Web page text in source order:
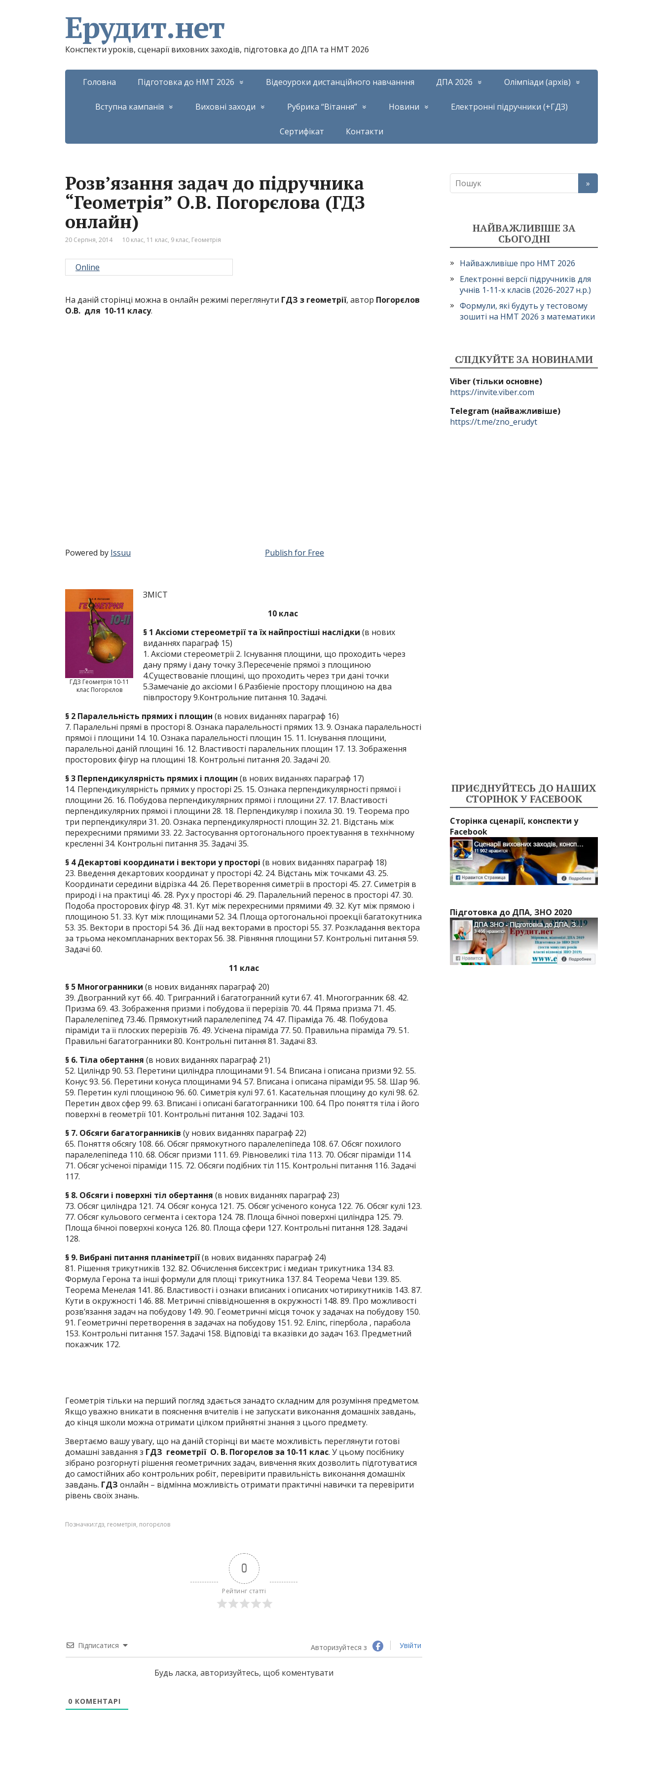
Ерудит.нет
Конспекти уроків, сценарії виховних заходів, підготовка до ДПА та НМТ 2026
Головна Підготовка до НМТ 2026 Відеоуроки дистанційного навчанння ДПА 2026 Олімпіади (архів)
Вступна кампанія Виховні заходи Рубрика “Вітання” Новини Електронні підручники (+ГДЗ)
Сертифікат Контакти
Розв’язання задач до підручника
“Геометрія” О.В. Погорєлова (ГДЗ
онлайн)
20 Серпня, 2014 10 клас, 11 клас, 9 клас, Геометрія
Online
На даній сторінці можна в онлайн режимі переглянути ГДЗ з геометрії, автор Погорєлов
О.В. для 10-11 класу.
Powered by Issuu Publish for Free
ГДЗ Геометрія 10-11
клас Погорєлов
ЗМІСТ
10 клас
§ 1 Аксіоми стереометрії та їх найпростіші наслідки (в нових
виданнях параграф 15)
1. Аксіоми стереометрії 2. Існування площини, що проходить через
дану пряму і дану точку 3.Пересеченіе прямої з площиною
4.Существованіе площині, що проходить через три дані точки
5.Замечаніе до аксіоми I 6.Разбіеніе простору площиною на два
півпростору 9.Контрольние питання 10. Задачі.
§ 2 Паралельність прямих і площин (в нових виданнях параграф 16)
7. Паралельні прямі в просторі 8. Ознака паралельності прямих 13. 9. Ознака паралельності
прямої і площини 14. 10. Ознака паралельності площин 15. 11. Існування площини,
паралельної даній площині 16. 12. Властивості паралельних площин 17. 13. Зображення
просторових фігур на площині 18. Контрольні питання 20. Задачі 20.
§ 3 Перпендикулярність прямих і площин (в нових виданнях параграф 17)
14. Перпендикулярність прямих у просторі 25. 15. Ознака перпендикулярності прямої і
площини 26. 16. Побудова перпендикулярних прямої і площини 27. 17. Властивості
перпендикулярних прямої і площини 28. 18. Перпендикуляр і похила 30. 19. Теорема про
три перпендикуляри 31. 20. Ознака перпендикулярності площин 32. 21. Відстань між
перехресними прямими 33. 22. Застосування ортогонального проектування в технічному
кресленні 34. Контрольні питання 35. Задачі 35.
§ 4 Декартові координати і вектори у просторі (в нових виданнях параграф 18)
23. Введення декартових координат у просторі 42. 24. Відстань між точками 43. 25.
Координати середини відрізка 44. 26. Перетворення симетрії в просторі 45. 27. Симетрія в
природі і на практиці 46. 28. Рух у просторі 46. 29. Паралельний перенос в просторі 47. 30.
Подоба просторових фігур 48. 31. Кут між перехресними прямими 49. 32. Кут між прямою і
площиною 51. 33. Кут між площинами 52. 34. Площа ортогональної проекції багатокутника
53. 35. Вектори в просторі 54. 36. Дії над векторами в просторі 55. 37. Розкладання вектора
за трьома некомпланарних векторах 56. 38. Рівняння площини 57. Контрольні питання 59.
Задачі 60.
11 клас
§ 5 Многогранники (в нових виданнях параграф 20)
39. Двогранний кут 66. 40. Тригранний і багатогранний кути 67. 41. Многогранник 68. 42.
Призма 69. 43. Зображення призми і побудова її перерізів 70. 44. Пряма призма 71. 45.
Паралелепіпед 73.46. Прямокутний паралелепіпед 74. 47. Піраміда 76. 48. Побудова
піраміди та її плоских перерізів 76. 49. Усічена піраміда 77. 50. Правильна піраміда 79. 51.
Правильні багатогранники 80. Контрольні питання 81. Задачі 83.
§ 6. Тіла обертання (в нових виданнях параграф 21)
52. Циліндр 90. 53. Перетини циліндра площинами 91. 54. Вписана і описана призми 92. 55.
Конус 93. 56. Перетини конуса площинами 94. 57. Вписана і описана піраміди 95. 58. Шар 96.
59. Перетин кулі площиною 96. 60. Симетрія кулі 97. 61. Касательная площину до кулі 98. 62.
Перетин двох сфер 99. 63. Вписані і описані багатогранники 100. 64. Про поняття тіла і його
поверхні в геометрії 101. Контрольні питання 102. Задачі 103.
§ 7. Обсяги багатогранників (у нових виданнях параграф 22)
65. Поняття обсягу 108. 66. Обсяг прямокутного паралелепіпеда 108. 67. Обсяг похилого
паралелепіпеда 110. 68. Обсяг призми 111. 69. Рівновеликі тіла 113. 70. Обсяг піраміди 114.
71. Обсяг усіченої піраміди 115. 72. Обсяги подібних тіл 115. Контрольні питання 116. Задачі
117.
§ 8. Обсяги і поверхні тіл обертання (в нових виданнях параграф 23)
73. Обсяг циліндра 121. 74. Обсяг конуса 121. 75. Обсяг усіченого конуса 122. 76. Обсяг кулі 123.
77. Обсяг кульового сегмента і сектора 124. 78. Площа бічної поверхні циліндра 125. 79.
Площа бічної поверхні конуса 126. 80. Площа сфери 127. Контрольні питання 128. Задачі
128.
§ 9. Вибрані питання планіметрії(в нових виданнях параграф 24)
81. Рішення трикутників 132. 82. Обчислення биссектрис і медиан трикутника 134. 83.
Формула Герона та інші формули для площі трикутника 137. 84. Теорема Чеви 139. 85.
Теорема Менелая 141. 86. Властивості і ознаки вписаних і описаних чотирикутників 143. 87.
Кути в окружності 146. 88. Метричні співвідношення в окружності 148. 89. Про можливості
розв’язання задач на побудову 149. 90. Геометричні місця точок у задачах на побудову 150.
91. Геометричні перетворення в задачах на побудову 151. 92. Еліпс, гіпербола , парабола
153. Контрольні питання 157. Задачі 158. Відповіді та вказівки до задач 163. Предметний
покажчик 172.
Геометрія тільки на перший погляд здається занадто складним для розуміння предметом.
Якщо уважно вникати в пояснення вчителів і не запускати виконання домашніх завдань,
до кінця школи можна отримати цілком прийнятні знання з цього предмету.
Звертаємо вашу увагу, що на даній сторінці ви маєте можливість переглянути готові
домашні завдання з ГДЗ геометрії О. В. Погорєлов за 10-11 клас. У цьому посібнику
зібрано розгорнуті рішення геометричних задач, вивчення яких дозволить підготуватися
до самостійних або контрольних робіт, перевірити правильність виконання домашніх
завдань. ГДЗ онлайн – відмінна можливість отримати практичні навички та перевірити
рівень своїх знань.
Позначки:гдз, геометрія, погорєлов
0
Рейтинг статті
Підписатися Авторизуйтеся з Увійти
Будь ласка, авторизуйтесь, щоб коментувати
0 КОМЕНТАРІ
НАЙВАЖЛИВІШЕ ЗА
СЬОГОДНІ
Найважливіше про НМТ 2026
Електронні версії підручників для
учнів 1-11-х класів (2026-2027 н.р.)
Формули, які будуть у тестовому
зошиті на НМТ 2026 з математики
СЛІДКУЙТЕ ЗА НОВИНАМИ
Viber (тільки основне)
https://invite.viber.com
Telegram (найважливіше)
https://t.me/zno_erudyt
ПРИЄДНУЙТЕСЬ ДО НАШИХ
СТОРІНОК У FACEBOOK
Сторінка сценарії, конспекти у
Facebook
Підготовка до ДПА, ЗНО 2020